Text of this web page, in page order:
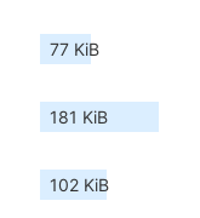
77 KiB
181 KiB
102 KiB